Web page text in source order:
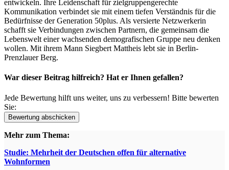
entwickeln. Ihre Leidenschaft für zielgruppengerechte
Kommunikation verbindet sie mit einem tiefen Verständnis für die
Bedürfnisse der Generation 50plus. Als versierte Netzwerkerin
schafft sie Verbindungen zwischen Partnern, die gemeinsam die
Lebenswelt einer wachsenden demografischen Gruppe neu denken
wollen. Mit ihrem Mann Siegbert Mattheis lebt sie in Berlin-
Prenzlauer Berg.
War dieser Beitrag hilfreich? Hat er Ihnen gefallen?
Jede Bewertung hilft uns weiter, uns zu verbessern! Bitte bewerten
Sie:
Mehr zum Thema:
Studie: Mehrheit der Deutschen offen für alternative
Wohnformen